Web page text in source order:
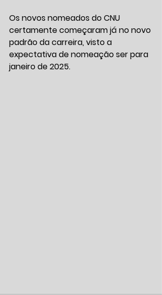
Os novos nomeados do CNU
certamente começaram já no novo
padrão da carreira, visto a
expectativa de nomeação ser para
janeiro de 2025.